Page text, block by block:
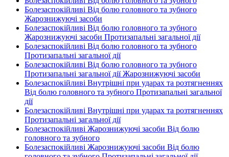
Болезаспокійливі Від болю головного та зубного
Жарознижуючі засоби
Болезаспокійливі Від болю головного та зубного
Жарознижуючі засоби Протизапальні загальної дії
Болезаспокійливі Від болю головного та зубного
Протизапальні загальної дії
Болезаспокійливі Від болю головного та зубного
Протизапальні загальної дії Жарознижуючі засоби
Болезаспокійливі Внутрішні при ударах та розтягненнях
Від болю головного та зубного Протизапальні загальної
дії
Болезаспокійливі Внутрішні при ударах та розтягненнях
Протизапальні загальної дії
Болезаспокійливі Жарознижуючі засоби Від болю
головного та зубного
Болезаспокійливі Жарознижуючі засоби Від болю